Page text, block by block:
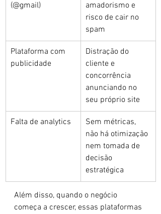
(@gmail)
amadorismo e
risco de cair no
spam
Plataforma com
publicidade
Distração do
cliente e
concorrência
anunciando no
seu próprio site
Falta de analytics
Sem métricas,
não há otimização
nem tomada de
decisão
estratégica
Além disso, quando o negócio
começa a crescer, essas plataformas